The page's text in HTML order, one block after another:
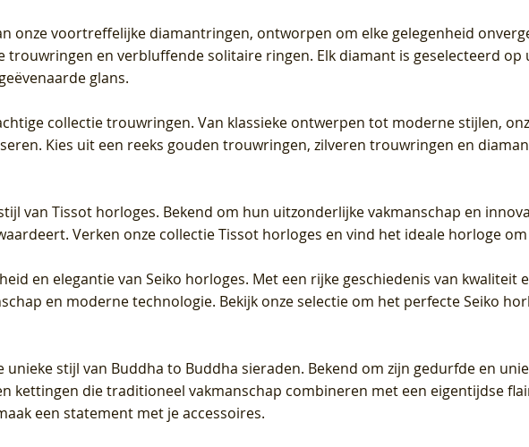
onze voortreffelijke diamantringen, ontworpen om elke gelegenheid
en verbluffende solitaire ringen. Elk diamant is geselecteerd
glans.
collectie trouwringen. Van klassieke ontwerpen tot moderne stijlen,
Kies uit een reeks gouden trouwringen, zilveren trouwringen en
van Tissot horloges. Bekend om hun uitzonderlijke vakmanschap en
Verken onze collectie Tissot horloges en vind het ideale horloge
en elegantie van Seiko horloges. Met een rijke geschiedenis van kwaliteit
en moderne technologie. Bekijk onze selectie om het perfecte Seiko
unieke stijl van Buddha to Buddha sieraden. Bekend om zijn gedurfde en
kettingen die traditioneel vakmanschap combineren met een eigentijdse
een statement met je accessoires.